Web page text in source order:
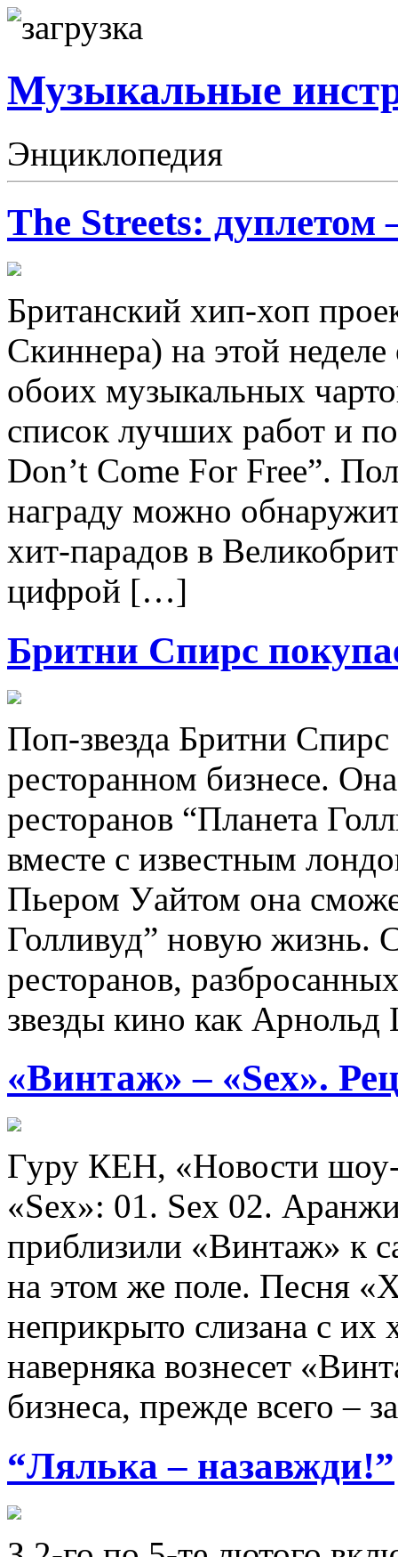
Музыкальные
Энциклопедия
The Streets: дуплетом
Британский хип-хоп
Скиннера) на этой
обоих музыкальных
список лучших работ и
Don’t Come For Free”.
награду можно
хит-парадов в
цифрой […]
Бритни Спирс
Поп-звезда Бритни
ресторанном бизнесе.
ресторанов “Планета
вместе с известным
Пьером Уайтом она
Голливуд” новую жизнь.
ресторанов,
звезды кино как
«Винтаж» – «Sex».
Гуру КЕН, «Новости
«Sex»: 01. Sex 02.
приблизили «Винтаж» к
на этом же поле. Песня
неприкрыто слизана с
наверняка вознесет
бизнеса, прежде всего –
“Лялька – назавжди!”